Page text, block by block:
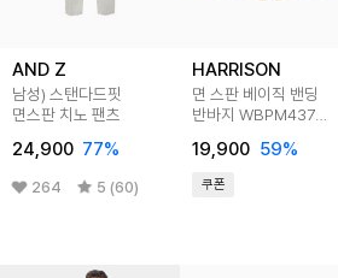
AND Z
남성) 스탠다드핏
면스판 치노 팬츠
24,900 77%
264 5 (60)
HARRISON
면 스판 베이직 밴딩
반바지 WBPM437
19,900 59%
쿠폰